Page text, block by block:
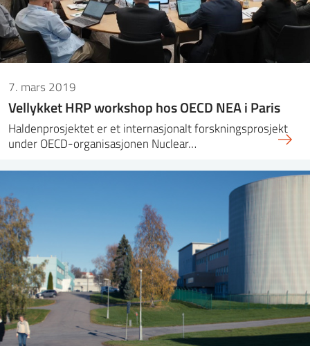
7. mars 2019
Vellykket HRP workshop hos OECD NEA i Paris
Haldenprosjektet er et internasjonalt forskningsprosjekt
under OECD-organisasjonen Nuclear…